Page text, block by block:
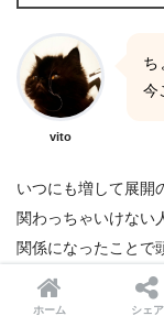
vito
ち
今
いつにも増して展開
関わっちゃいけない
関係になったことで
今回の事件に関して
ホーム シェア